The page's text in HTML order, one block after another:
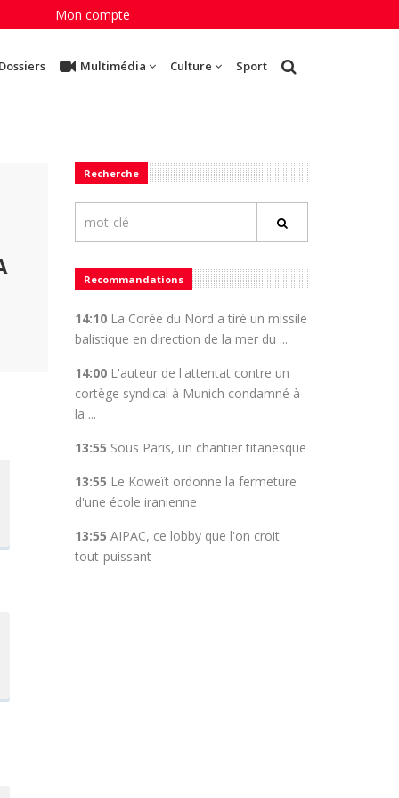
Mon compte
Multimédia Culture Sport
Recherche
Recommandations
14:10La Corée du Nord a tiré un missile
balistique en direction de la mer du ...
14:00L'auteur de l'attentat contre un
cortège syndical à Munich condamné à
la ...
13:55 Sous Paris, un chantier titanesque
13:55 Le Koweït ordonne la fermeture
d'une école iranienne
13:55 AIPAC, ce lobby que l'on croit
tout-puissant